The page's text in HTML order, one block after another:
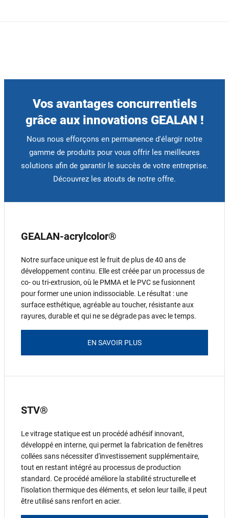
Vos avantages concurrentiels
grâce aux innovations GEALAN !
Nous nous efforçons en permanence d'élargir notre
gamme de produits pour vous offrir les meilleures
solutions afin de garantir le succès de votre entreprise.
Découvrez les atouts de notre offre.
GEALAN-acrylcolor®
Notre surface unique est le fruit de plus de 40 ans de
développement continu. Elle est créée par un processus de
co- ou tri-extrusion, où le PMMA et le PVC se fusionnent
pour former une union indissociable. Le résultat : une
surface esthétique, agréable au toucher, résistante aux
rayures, durable et qui ne se dégrade pas avec le temps.
EN SAVOIR PLUS
STV®
Le vitrage statique est un procédé adhésif innovant,
développé en interne, qui permet la fabrication de fenêtres
collées sans nécessiter d'investissement supplémentaire,
tout en restant intégré au processus de production
standard. Ce procédé améliore la stabilité structurelle et
l’isolation thermique des éléments, et selon leur taille, il peut
être utilisé sans renfort en acier.